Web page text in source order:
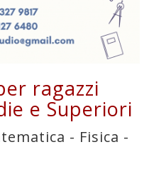
ragazzi
e Superiori
- Fisica -